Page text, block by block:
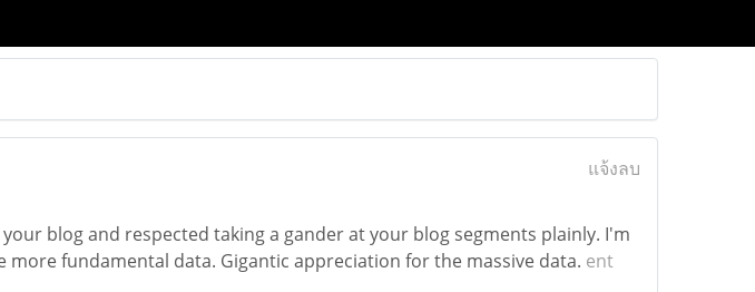
แจ้งลบ
blog and respected taking a gander at your blog segments plainly. I'm
fundamental data. Gigantic appreciation for the massive data. ent